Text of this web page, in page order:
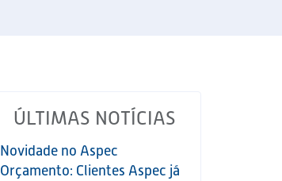
ÚLTIMAS NOTÍCIAS
Novidade no Aspec
Orçamento: Clientes Aspec já